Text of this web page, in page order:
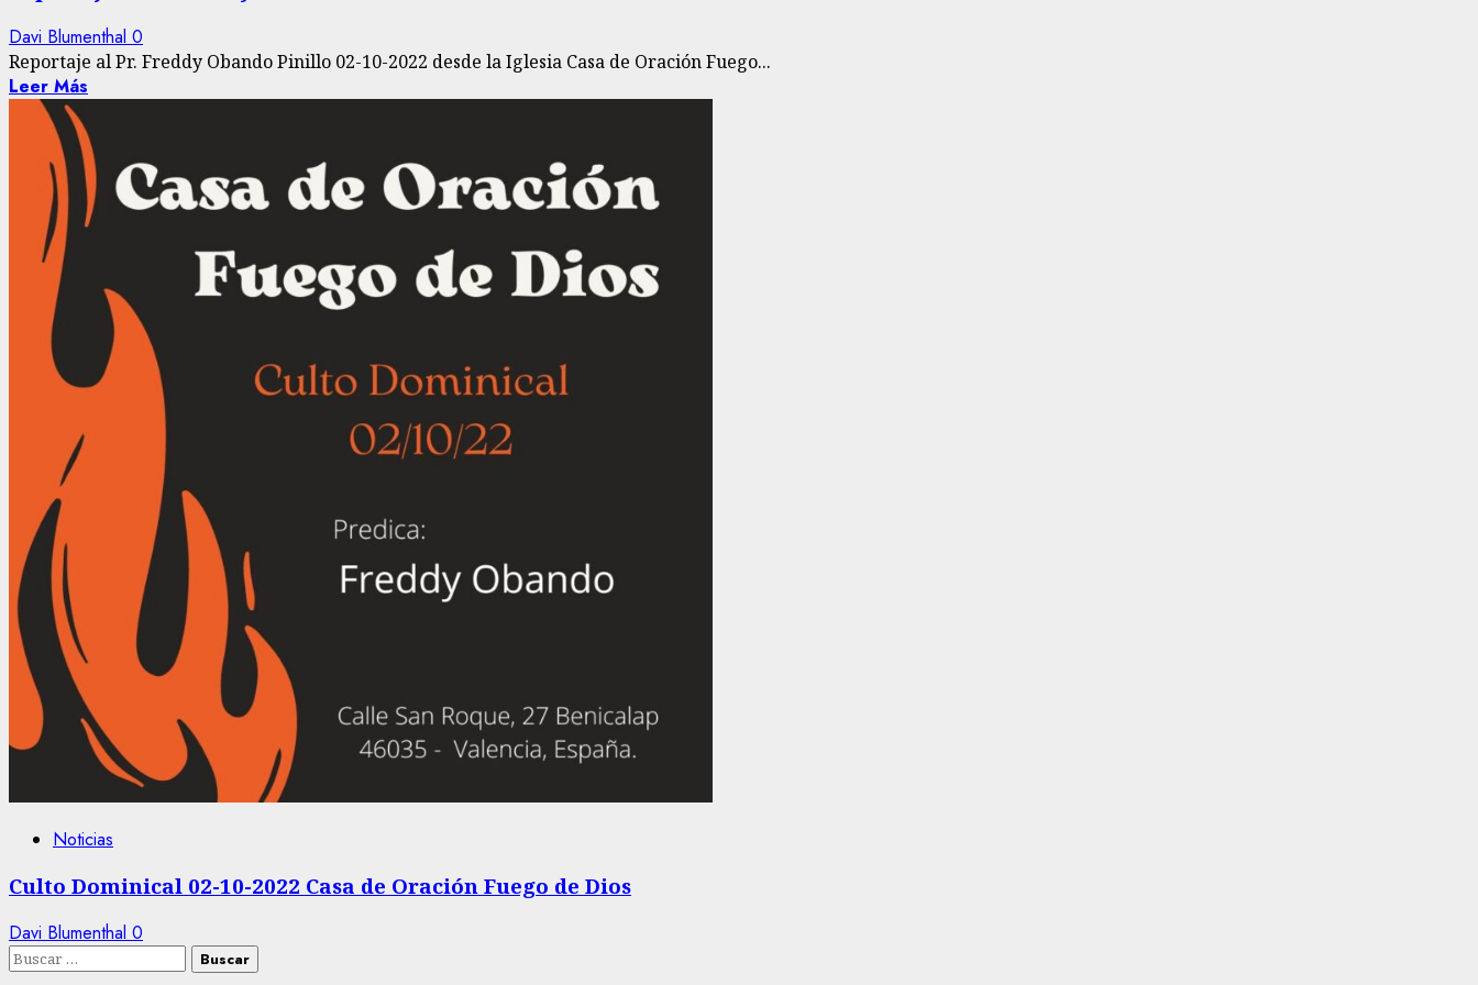
Davi Blumenthal 0
Reportaje al Pr. Freddy Obando Pinillo 02-10-2022 desde la Iglesia Casa de Oración Fuego...
Leer Más
Noticias
Culto Dominical 02-10-2022 Casa de Oración Fuego de Dios
Davi Blumenthal 0
Buscar: